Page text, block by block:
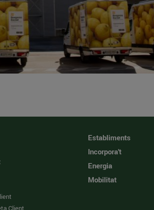
Client
Establiments
Incorpora't
Energia
Mobilitat